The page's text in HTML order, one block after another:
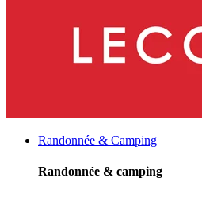
Randonnée & Camping
Randonnée & camping